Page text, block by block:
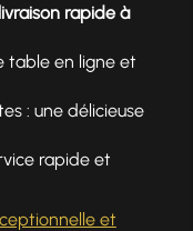
rapide à
table en ligne et
: une délicieuse
rapide et
et